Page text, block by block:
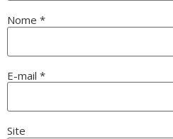
Nome *
E-mail *
Site